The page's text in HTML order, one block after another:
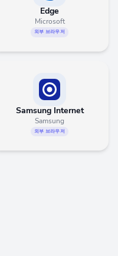
Edge
Microsoft
외부 브라우저
Samsung Internet
Samsung
외부 브라우저